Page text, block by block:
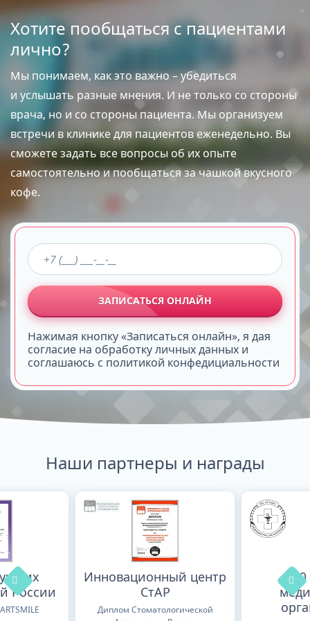
Хотите пообщаться с пациентами
лично?
Мы понимаем, как это важно – убедиться
и услышать разные мнения. И не только со стороны
врача, но и со стороны пациента. Мы организуем
встречи в клинике для пациентов еженедельно. Вы
сможете задать все вопросы об их опыте
самостоятельно и пообщаться за чашкой вкусного
кофе.
ЗАПИСАТЬСЯ ОНЛАЙН
Нажимая кнопку «Записаться онлайн», я дая
согласие на обработку личных данных и
соглашаюсь с политикой конфедициальности
Наши партнеры и награды
России
Инновационный центр
СтАР
Диплом Стоматологической